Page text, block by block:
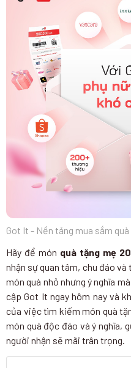
Got It - Nền tảng mua sắm
Hãy để món quà tặng mẹ
nhận sự quan tâm, chu đáo
món quà nhỏ nhưng ý nghĩa
cập Got It ngay hôm nay và
của việc tìm kiếm món quà
món quà độc đáo và ý nghĩa,
người nhận sẽ mãi trân trọng.